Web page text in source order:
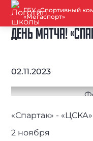
ГБУ «Спортивный
«Мегаспорт»
ДЕНЬ МАТЧА!
02.11.2023
«Спартак» - «ЦСКА»
2 ноября